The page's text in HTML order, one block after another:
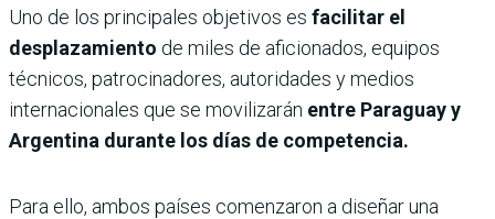
Uno de los principales objetivos es facilitar el
desplazamiento de miles de aficionados, equipos
técnicos, patrocinadores, autoridades y medios
internacionales que se movilizarán entre Paraguay y
Argentina durante los días de competencia.
Para ello, ambos países comenzaron a diseñar una